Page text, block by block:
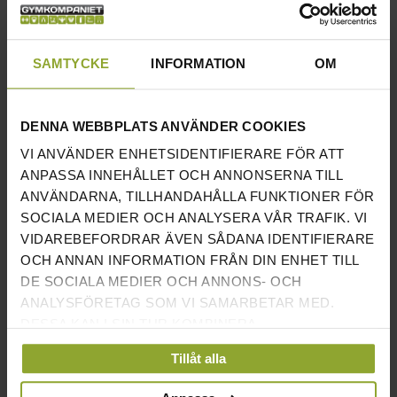
SAMTYCKE INFORMATION OM
DENNA WEBBPLATS ANVÄNDER COOKIES
VI ANVÄNDER ENHETSIDENTIFIERARE FÖR ATT
ANPASSA INNEHÅLLET OCH ANNONSERNA TILL
ANVÄNDARNA, TILLHANDAHÅLLA FUNKTIONER FÖR
SOCIALA MEDIER OCH ANALYSERA VÅR TRAFIK. VI
VIDAREBEFORDRAR ÄVEN SÅDANA IDENTIFIERARE
OCH ANNAN INFORMATION FRÅN DIN ENHET TILL
DE SOCIALA MEDIER OCH ANNONS- OCH
ANALYSFÖRETAG SOM VI SAMARBETAR MED.
INFORMATIONEN MED ANNAN INFORMATION SOM
DU HAR TILLHANDAHÅLLIT ELLER SOM DE HAR
SAMLAT IN NÄR DU HAR ANVÄNT DERAS
Tillåt alla
TESTADE FÖR 20.000SLÄPP √
TILLVERKADE I FÄRSKT GUMMI √
INNERRING I ROSTFRITT STÅL √
VIKTSKIVOR I PAKETET: (2ST AV
VARJE VIKT)
5, 10, 15, 20 OCH 25KG
Bumper plates som fungerar utmärkt i kommersiella
gym eller i det riktigt högkvalitativa hemmagymmet där
man vill bespara golvet och minska ljudnivån från